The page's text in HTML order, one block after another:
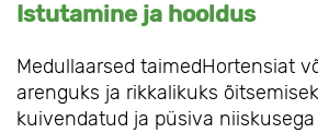
Istutamine ja hooldus
Medullaarsed taimedHortensiat
arenguks ja rikkalikuks
kuivendatud ja püsiva